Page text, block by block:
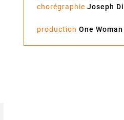
chorégraphie Joseph
production One Woman